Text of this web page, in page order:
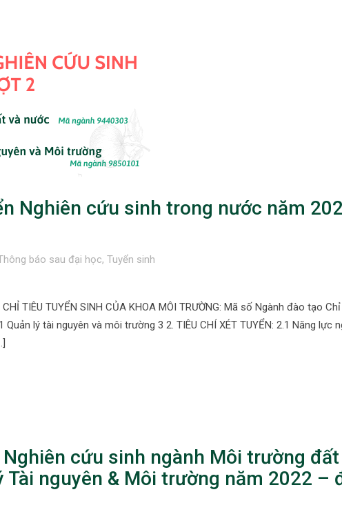
Nghiên cứu sinh trong nước năm
báo sau đại học, Tuyển sinh
TIÊU TUYỂN SINH CỦA KHOA MÔI TRƯỜNG: Mã số Ngành đào tạo
lý tài nguyên và môi trường 3 2. TIÊU CHÍ XÉT TUYỂN: 2.1 Năng lực
cứu sinh ngành Môi trường đất
Tài nguyên & Môi trường năm 2022 –